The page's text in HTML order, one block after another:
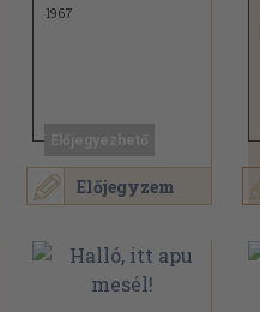
Előjegyzem
1967